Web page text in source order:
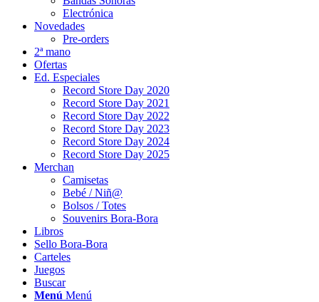
Electrónica
Novedades
Pre-orders
2ª mano
Ofertas
Ed. Especiales
Record Store Day 2020
Record Store Day 2021
Record Store Day 2022
Record Store Day 2023
Record Store Day 2024
Record Store Day 2025
Merchan
Camisetas
Bebé / Niñ@
Bolsos / Totes
Souvenirs Bora-Bora
Libros
Sello Bora-Bora
Carteles
Juegos
Buscar
Menú Menú